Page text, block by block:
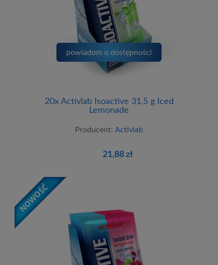
20x Activlab Isoactive 31,5 g Iced
Lemonade
Producent: Activlab
21,88 zł
powiadom o dostępności